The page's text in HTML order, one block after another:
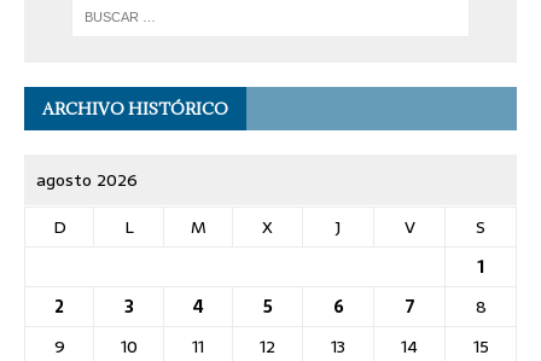
ARCHIVO HISTÓRICO
agosto 2026
D
L M X J V
S
1
2
3 4 5 6 7
8
9
10 11 12 13 14
15